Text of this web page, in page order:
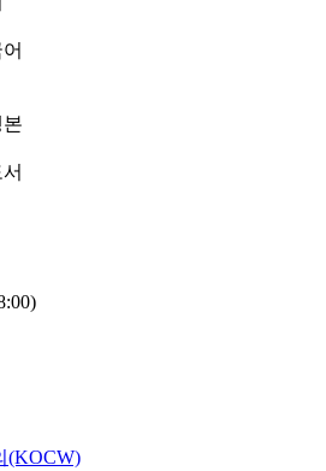
(KOCW)